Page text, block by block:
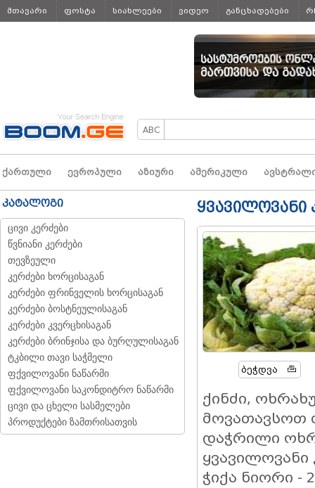
მთავარი ფოსტა სიახლეები ვიდეო განცხადებები
ქართული ევროპული აზიური ამერიკული
კატალოგი
ცივი კერძები
წვნიანი კერძები
თევზეული
კერძები ხორცისაგან
კერძები ფრინველის ხორცისაგან
კერძები ბოსტნეულისაგან
კერძები კვერცხისაგან
კერძები ბრინჯისა და ბურღულისაგან
ტკბილი თავი საჭმელი
ფქვილოვანი ნაწარმი
ფქვილოვანი საკონდიტრო ნაწარმი
ცივი და ცხელი სასმელები
პროდუქტები ზამთრისათვის
Ბეჭდვა
ქინძი,
მოვათავსოთ
დაჭრილი
ჭიქა ნიორი -